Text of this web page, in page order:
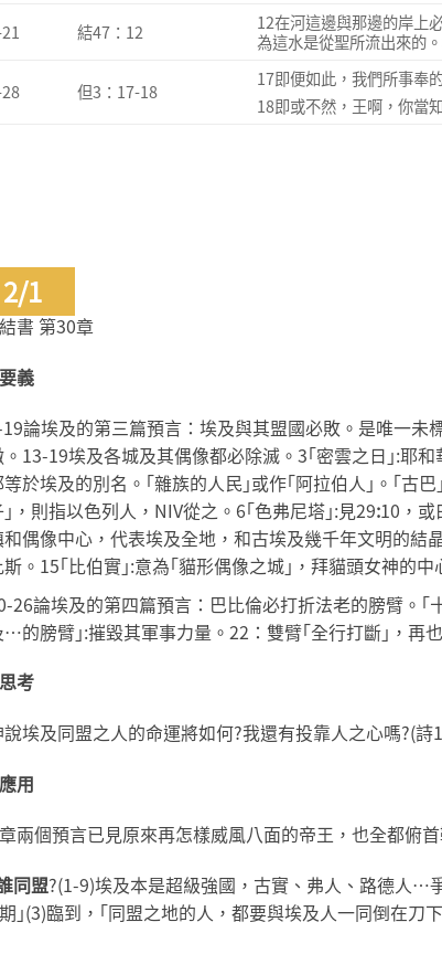
結47：12
12在河這邊與那邊的岸上
為這水是從聖所流出來的
但3：17-18
17即便如此，我們所事奉
18即或不然，王啊，你當
2/1
書 第30章
義
論埃及的第三篇預言：埃及與其盟國必敗。是唯一
13-19埃及各城及其偶像都必除滅。3｢密雲之日｣:耶
於埃及的別名。｢雜族的人民｣或作｢阿拉伯人｣。｢古
，則指以色列人，NIV從之。6｢色弗尼塔｣:見29:10，或
偶像中心，代表埃及全地，和古埃及幾千年文明的結
斯。15｢比伯實｣:意為｢貓形偶像之城｣，拜貓頭女神的
26論埃及的第四篇預言：巴比倫必打折法老的膀臂。
…的膀臂｣:摧毀其軍事力量。22：雙臂｢全行打斷｣，再
考
埃及同盟之人的命運將如何?我還有投靠人之心嗎?(詩
用
兩個預言已見原來再怎樣威風八面的帝王，也全都俯
同盟?(1-9)埃及本是超級強國，古實、弗人、路德人…
｣(3)臨到，｢同盟之地的人，都要與埃及人一同倒在刀